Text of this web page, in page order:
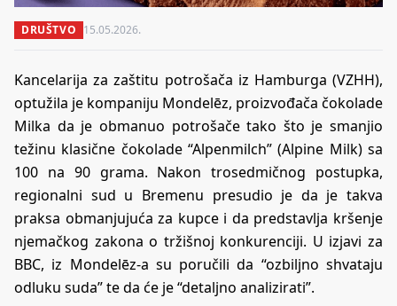
DRUŠTVO 15.05.2026.
Kancelarija za zaštitu potrošača iz Hamburga (VZHH),
optužila je kompaniju Mondelēz, proizvođača čokolade
Milka da je obmanuo potrošače tako što je smanjio
težinu klasične čokolade “Alpenmilch” (Alpine Milk) sa
100 na 90 grama. Nakon trosedmičnog postupka,
regionalni sud u Bremenu presudio je da je takva
praksa obmanjujuća za kupce i da predstavlja kršenje
njemačkog zakona o tržišnoj konkurenciji. U izjavi za
BBC, iz Mondelēz-a su poručili da “ozbiljno shvataju
odluku suda” te da će je “detaljno analizirati”.